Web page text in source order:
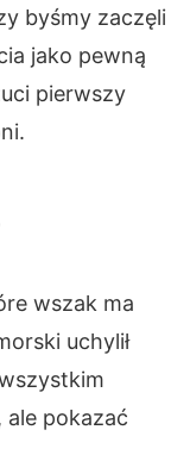
byśmy zaczęli
jako pewną
pierwszy
wszak ma
uchylił
ale pokazać